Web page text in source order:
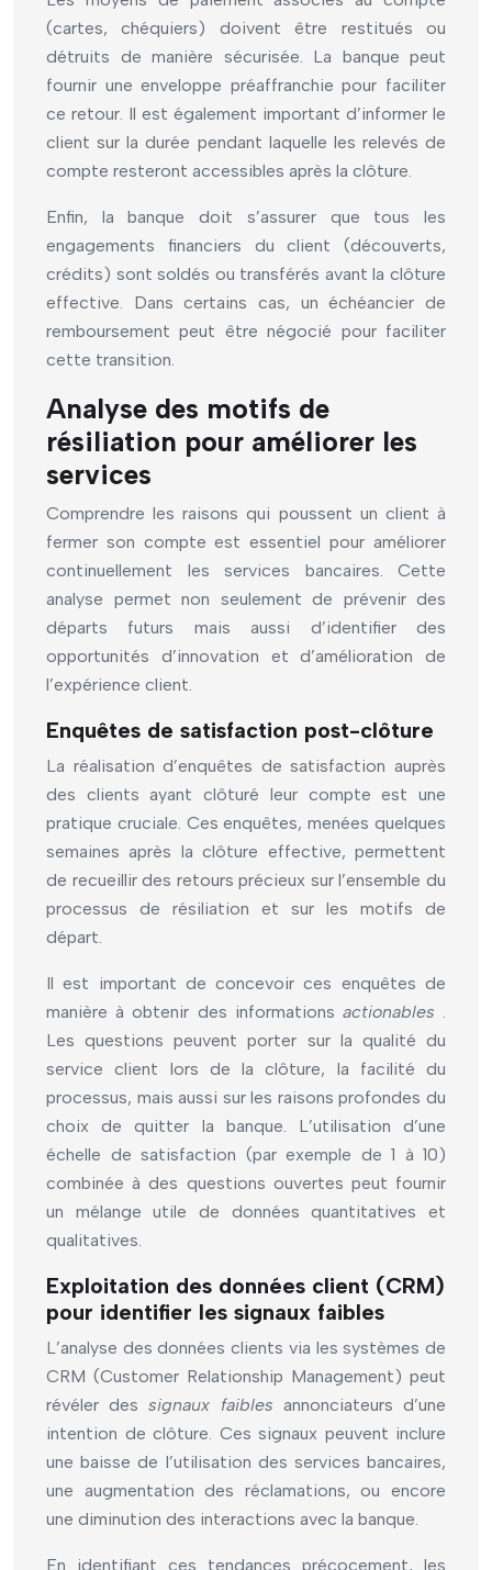
(cartes, chéquiers) doivent être restitués ou
détruits de manière sécurisée. La banque peut
fournir une enveloppe préaffranchie pour faciliter
ce retour. Il est également important d’informer le
client sur la durée pendant laquelle les relevés de
compte resteront accessibles après la clôture.
Enfin, la banque doit s’assurer que tous les
engagements financiers du client (découverts,
crédits) sont soldés ou transférés avant la clôture
effective. Dans certains cas, un échéancier de
remboursement peut être négocié pour faciliter
cette transition.
Analyse des motifs de
résiliation pour améliorer les
services
Comprendre les raisons qui poussent un client à
fermer son compte est essentiel pour améliorer
continuellement les services bancaires. Cette
analyse permet non seulement de prévenir des
départs futurs mais aussi d’identifier des
opportunités d’innovation et d’amélioration de
l’expérience client.
Enquêtes de satisfaction post-clôture
La réalisation d’enquêtes de satisfaction auprès
des clients ayant clôturé leur compte est une
pratique cruciale. Ces enquêtes, menées quelques
semaines après la clôture effective, permettent
de recueillir des retours précieux sur l’ensemble du
processus de résiliation et sur les motifs de
départ.
Il est important de concevoir ces enquêtes de
manière à obtenir des informations actionables .
Les questions peuvent porter sur la qualité du
service client lors de la clôture, la facilité du
processus, mais aussi sur les raisons profondes du
choix de quitter la banque. L’utilisation d’une
échelle de satisfaction (par exemple de 1 à 10)
combinée à des questions ouvertes peut fournir
un mélange utile de données quantitatives et
qualitatives.
Exploitation des données client (CRM)
pour identifier les signaux faibles
L’analyse des données clients via les systèmes de
CRM (Customer Relationship Management) peut
révéler dessignaux faibles annonciateurs d’une
intention de clôture. Ces signaux peuvent inclure
une baisse de l’utilisation des services bancaires,
une augmentation des réclamations, ou encore
une diminution des interactions avec la banque.
En identifiant ces tendances précocement, les